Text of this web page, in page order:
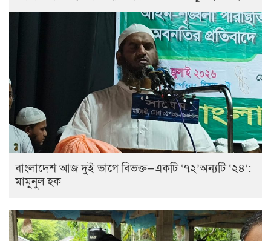
বাংলাদেশ আজ দুই ভাগে বিভক্ত—একটি ‘৭২’অন্যটি ‘২৪’:
মামুনুল হক